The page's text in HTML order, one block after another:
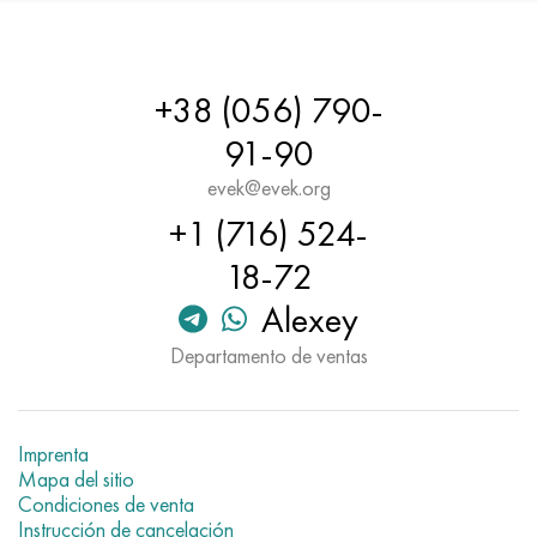
+38 (056) 790-
91-90
evek@evek.org
+1 (716) 524-
18-72
Alexey
Departamento de ventas
Imprenta
Mapa del sitio
Condiciones de venta
Instrucción de cancelación
45HN2MFA, k2425, 45hnmf
A40G, 44smn28, 1.0762, 46s20